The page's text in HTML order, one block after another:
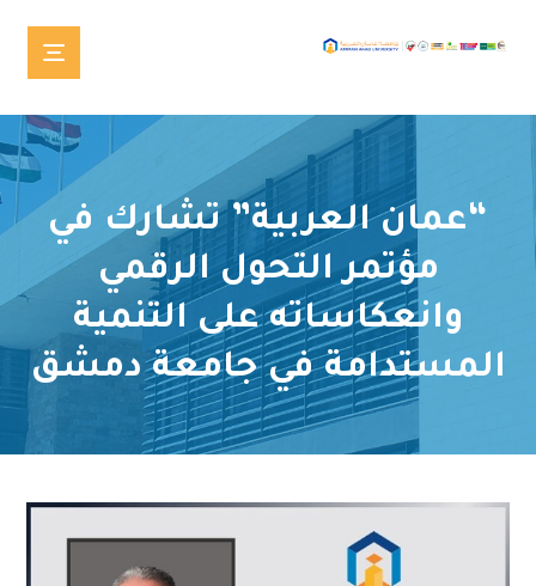
“عمان العربية” تشارك في
مؤتمر التحول الرقمي
وانعكاساته على التنمية
المستدامة في جامعة دمشق